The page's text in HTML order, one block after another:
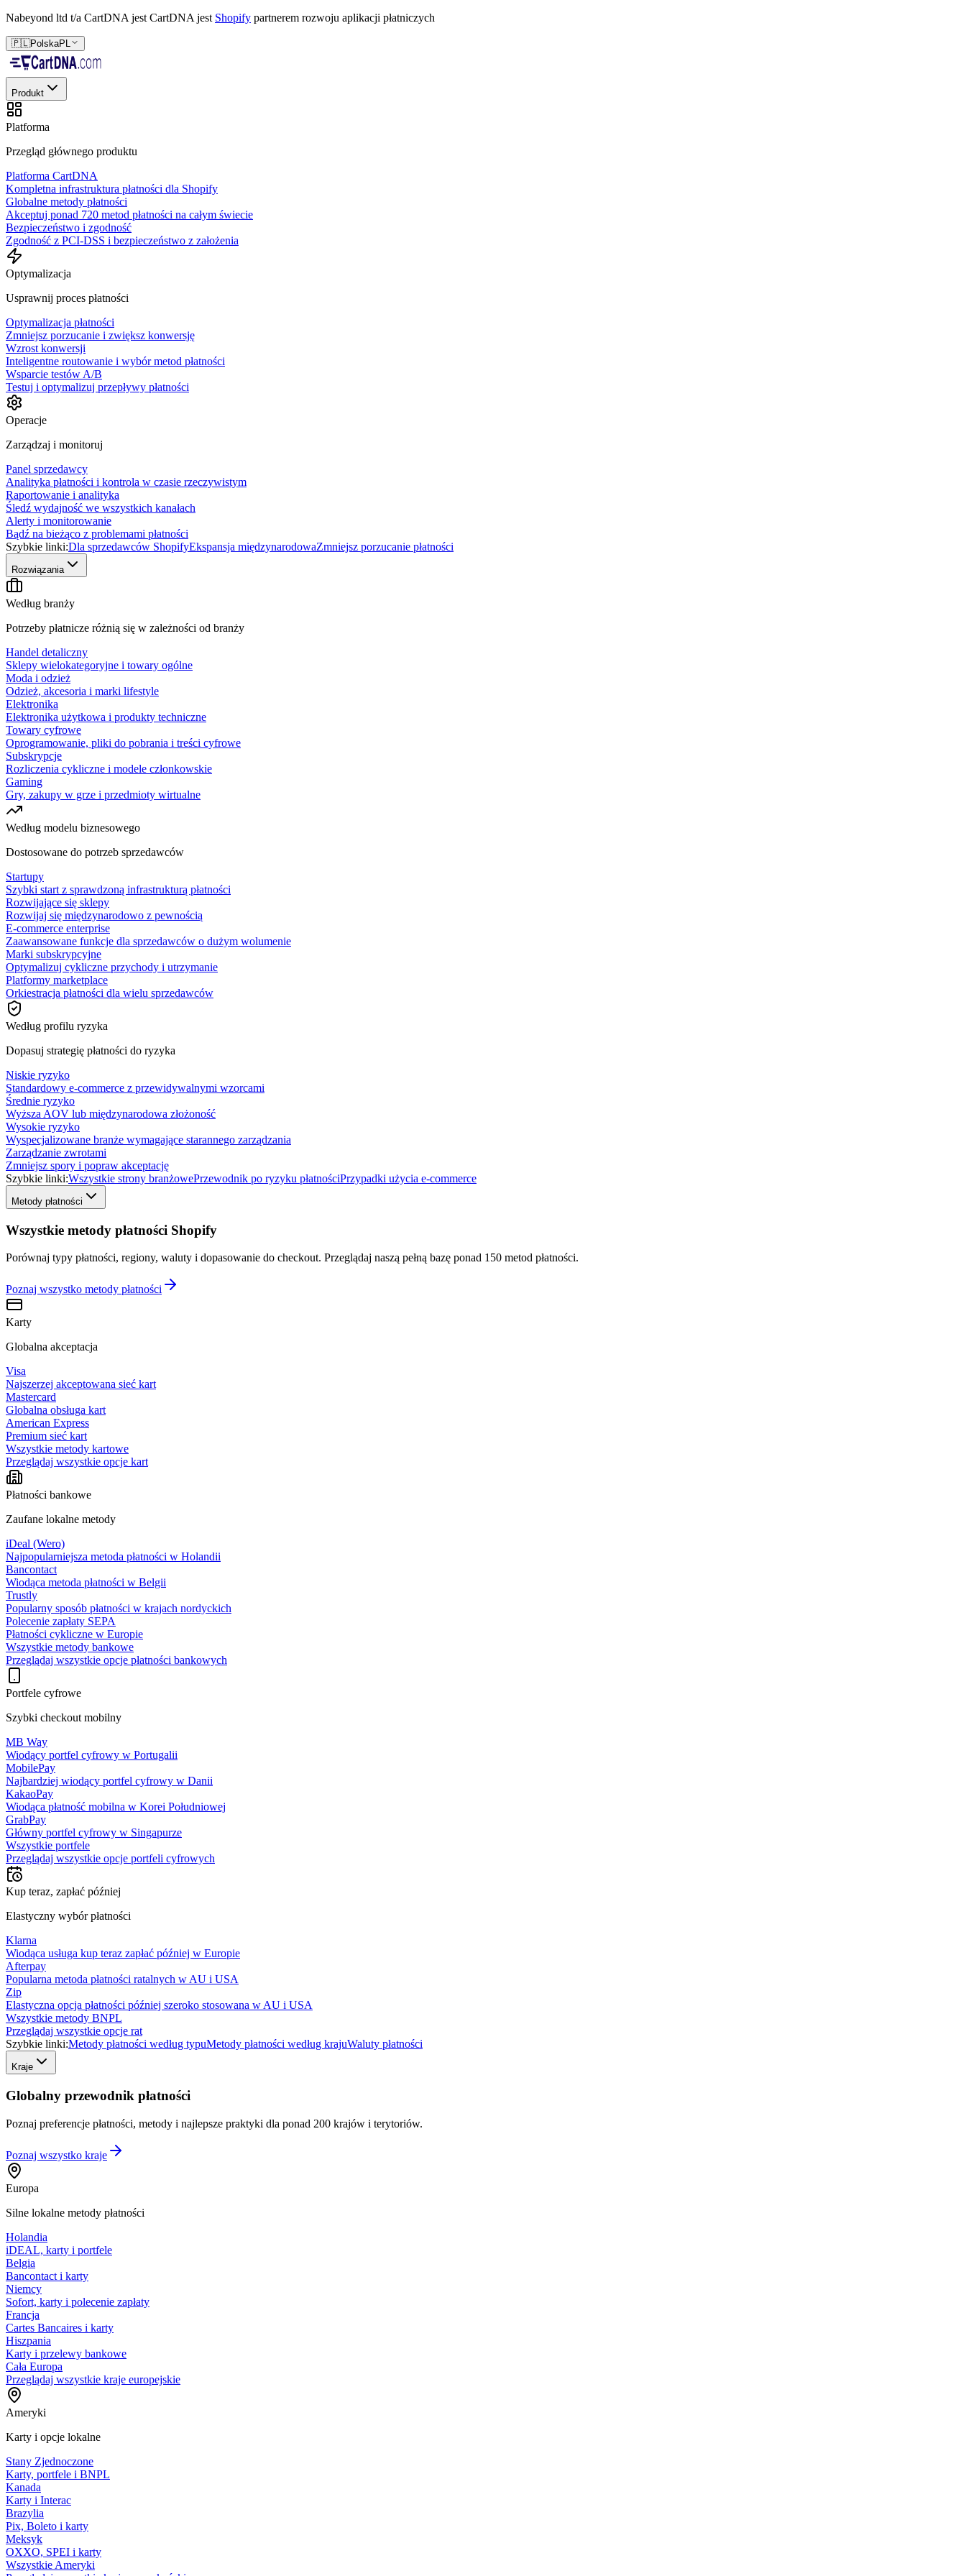
Nabeyond ltd t/a CartDNA jest CartDNA jest Shopify partnerem rozwoju aplikacji płatniczych
🇵🇱PolskaPL
Produkt
Platforma
Przegląd głównego produktu
Platforma CartDNA
Kompletna infrastruktura płatności dla Shopify
Globalne metody płatności
Akceptuj ponad 720 metod płatności na całym świecie
Bezpieczeństwo i zgodność
Zgodność z PCI-DSS i bezpieczeństwo z założenia
Optymalizacja
Usprawnij proces płatności
Optymalizacja płatności
Zmniejsz porzucanie i zwiększ konwersję
Wzrost konwersji
Inteligentne routowanie i wybór metod płatności
Wsparcie testów A/B
Testuj i optymalizuj przepływy płatności
Operacje
Zarządzaj i monitoruj
Panel sprzedawcy
Analityka płatności i kontrola w czasie rzeczywistym
Raportowanie i analityka
Śledź wydajność we wszystkich kanałach
Alerty i monitorowanie
Bądź na bieżąco z problemami płatności
Szybkie linki:Dla sprzedawców ShopifyEkspansja międzynarodowaZmniejsz porzucanie płatności
Rozwiązania
Według branży
Potrzeby płatnicze różnią się w zależności od branży
Handel detaliczny
Sklepy wielokategoryjne i towary ogólne
Moda i odzież
Odzież, akcesoria i marki lifestyle
Elektronika
Elektronika użytkowa i produkty techniczne
Towary cyfrowe
Oprogramowanie, pliki do pobrania i treści cyfrowe
Subskrypcje
Rozliczenia cykliczne i modele członkowskie
Gaming
Gry, zakupy w grze i przedmioty wirtualne
Według modelu biznesowego
Dostosowane do potrzeb sprzedawców
Startupy
Szybki start z sprawdzoną infrastrukturą płatności
Rozwijające się sklepy
Rozwijaj się międzynarodowo z pewnością
E-commerce enterprise
Zaawansowane funkcje dla sprzedawców o dużym wolumenie
Marki subskrypcyjne
Optymalizuj cykliczne przychody i utrzymanie
Platformy marketplace
Orkiestracja płatności dla wielu sprzedawców
Według profilu ryzyka
Dopasuj strategię płatności do ryzyka
Niskie ryzyko
Standardowy e-commerce z przewidywalnymi wzorcami
Średnie ryzyko
Wyższa AOV lub międzynarodowa złożoność
Wysokie ryzyko
Wyspecjalizowane branże wymagające starannego zarządzania
Zarządzanie zwrotami
Zmniejsz spory i popraw akceptację
Szybkie linki:Wszystkie strony branżowePrzewodnik po ryzyku płatnościPrzypadki użycia e-commerce
Metody płatności
Wszystkie metody płatności Shopify
Porównaj typy płatności, regiony, waluty i dopasowanie do checkout. Przeglądaj naszą pełną bazę ponad 150 metod płatności.
Poznaj wszystko metody płatności
Karty
Globalna akceptacja
Visa
Najszerzej akceptowana sieć kart
Mastercard
Globalna obsługa kart
American Express
Premium sieć kart
Wszystkie metody kartowe
Przeglądaj wszystkie opcje kart
Płatności bankowe
Zaufane lokalne metody
iDeal (Wero)
Najpopularniejsza metoda płatności w Holandii
Bancontact
Wiodąca metoda płatności w Belgii
Trustly
Popularny sposób płatności w krajach nordyckich
Polecenie zapłaty SEPA
Płatności cykliczne w Europie
Wszystkie metody bankowe
Przeglądaj wszystkie opcje płatności bankowych
Portfele cyfrowe
Szybki checkout mobilny
MB Way
Wiodący portfel cyfrowy w Portugalii
MobilePay
Najbardziej wiodący portfel cyfrowy w Danii
KakaoPay
Wiodąca płatność mobilna w Korei Południowej
GrabPay
Główny portfel cyfrowy w Singapurze
Wszystkie portfele
Przeglądaj wszystkie opcje portfeli cyfrowych
Kup teraz, zapłać później
Elastyczny wybór płatności
Klarna
Wiodąca usługa kup teraz zapłać później w Europie
Afterpay
Popularna metoda płatności ratalnych w AU i USA
Zip
Elastyczna opcja płatności później szeroko stosowana w AU i USA
Wszystkie metody BNPL
Przeglądaj wszystkie opcje rat
Szybkie linki:Metody płatności według typuMetody płatności według krajuWaluty płatności
Kraje
Globalny przewodnik płatności
Poznaj preferencje płatności, metody i najlepsze praktyki dla ponad 200 krajów i terytoriów.
Poznaj wszystko kraje
Europa
Silne lokalne metody płatności
Holandia
iDEAL, karty i portfele
Belgia
Bancontact i karty
Niemcy
Sofort, karty i polecenie zapłaty
Francja
Cartes Bancaires i karty
Hiszpania
Karty i przelewy bankowe
Cała Europa
Przeglądaj wszystkie kraje europejskie
Ameryki
Karty i opcje lokalne
Stany Zjednoczone
Karty, portfele i BNPL
Kanada
Karty i Interac
Brazylia
Pix, Boleto i karty
Meksyk
OXXO, SPEI i karty
Wszystkie Ameryki